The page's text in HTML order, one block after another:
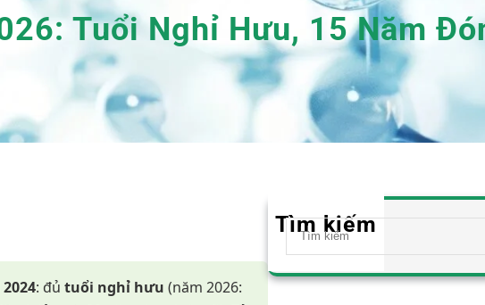
Tuổi Nghỉ Hưu, 15 Năm
: đủ tuổi nghỉ hưu (năm 2026:
Tìm kiếm
S
a